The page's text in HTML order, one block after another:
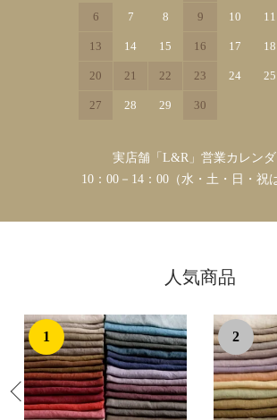
6 7 8 9 10 11
13 14 15 16 17 18
20 21 22 23 24 25
27 28 29 30
実店舗「L&R」営業カレン
10：00－14：00（水・土・日・祝
人気商品
1 2